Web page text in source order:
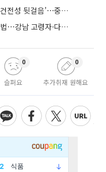
5대 은행, 상반기 9조 벌었지만 ‘건전성 뒷걸음’⋯중기대출 문턱 높아지나
세제 개편에 복잡해진 자산가 셈법⋯강남 고령자·다주택자 ‘자산재편 고심’
슬퍼요
0
추가취재 원해요
0